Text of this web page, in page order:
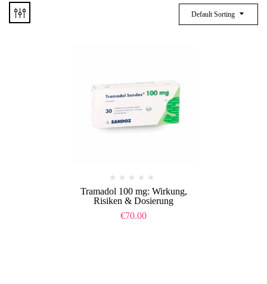
Default Sorting
Tramadol 100 mg: Wirkung,
Risiken & Dosierung
€70.00